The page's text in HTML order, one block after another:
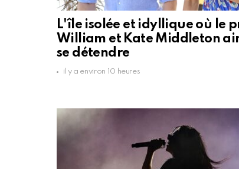
L'île isolée et idyllique où le
William et Kate Middleton
se détendre
il y a environ 10 heures